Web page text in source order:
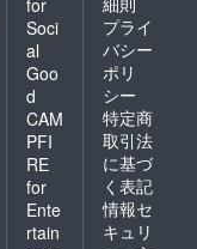
Soci
al
Goo
d
CAM
PFI
RE
for
Ente
rtain
プライ
バシー
ポリ
シー
特定商
取引法
に基づ
く表記
情報セ
キュリ